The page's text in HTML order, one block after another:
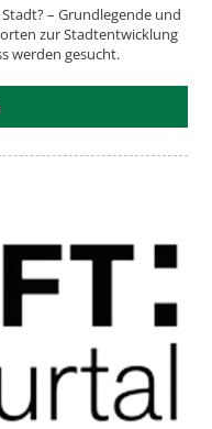
– Grundlegende und
zur Stadtentwicklung
werden gesucht.